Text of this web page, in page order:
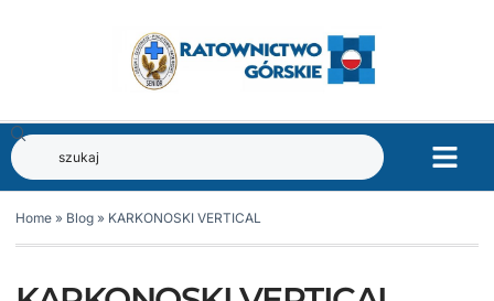
Home » Blog » KARKONOSKI VERTICAL